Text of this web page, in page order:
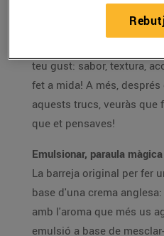
casa. Pots comprar-te’l i
fer-ne a casa. En aquest
teu gust: sabor, textura,
fet a mida! A més,
aquests trucs, veuràs que
que et pensaves!
Emulsionar, paraula màgica
La barreja original per fer
base d'una crema
amb l'aroma que més us
emulsió a base de